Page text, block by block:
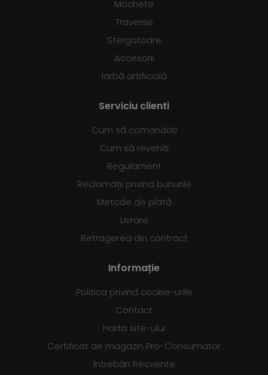
Mochete
Traverse
Stergatoare
Accesorii
Iarbă artificială
Serviciu clienti
Cum să comandați
Cum să reveniți
Regulament
Reclamații privind bunurile
Metode de plată
Livrare
Retragerea din contract
Informație
Politica privind cookie-urile
Contact
Harta site-ului
Certificat de magazin Pro-Consumator
Întrebări frecvente